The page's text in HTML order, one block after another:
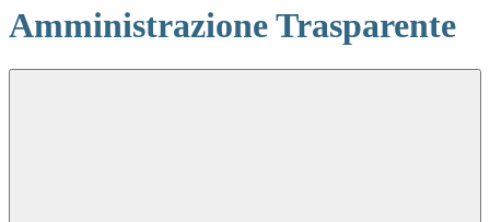
Amministrazione Trasparente